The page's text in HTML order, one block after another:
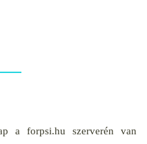
a forpsi.hu szerverén van